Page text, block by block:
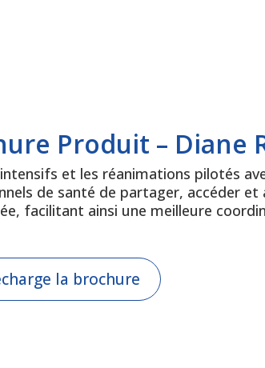
Produit – Diane
et les réanimations pilotés
de santé de partager, accéder
facilitant ainsi une meilleure
la brochure